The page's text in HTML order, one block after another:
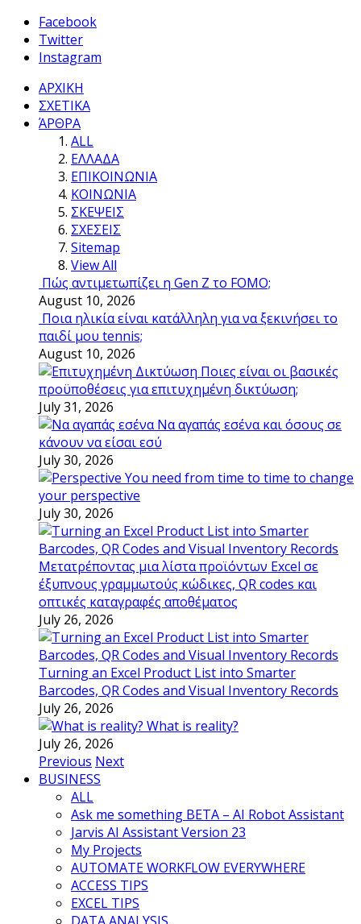
Facebook
Twitter
Instagram
ΑΡΧΙΚΗ
ΣΧΕΤΙΚΑ
ΆΡΘΡΑ
ALL
ΕΛΛΑΔΑ
ΕΠΙΚΟΙΝΩΝΙΑ
ΚΟΙΝΩΝΙΑ
ΣΚΕΨΕΙΣ
ΣΧΕΣΕΙΣ
Sitemap
View All
Πώς αντιμετωπίζει η Gen Z το FOMO;
August 10, 2026
Ποια ηλικία είναι κατάλληλη για να ξεκινήσει το
παιδί μου tennis;
August 10, 2026
Ποιες είναι οι βασικές
προϋποθέσεις για επιτυχημένη δικτύωση;
July 31, 2026
Να αγαπάς εσένα και όσους σε
κάνουν να είσαι εσύ
July 30, 2026
You need from time to time to change
your perspective
July 30, 2026
Μετατρέποντας μια λίστα προϊόντων Excel σε
έξυπνους γραμμωτούς κώδικες, QR codes και
οπτικές καταγραφές αποθέματος
July 26, 2026
Turning an Excel Product List into Smarter
Barcodes, QR Codes and Visual Inventory Records
July 26, 2026
What is reality?
July 26, 2026
Previous Next
BUSINESS
ALL
Ask me something BETA – AI Robot Assistant
Jarvis AI Assistant Version 23
My Projects
AUTOMATE WORKFLOW EVERYWHERE
ACCESS TIPS
EXCEL TIPS